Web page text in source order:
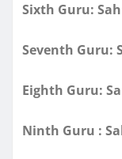
Sixth Guru:
Seventh Guru:
Eighth Guru:
Ninth Guru :